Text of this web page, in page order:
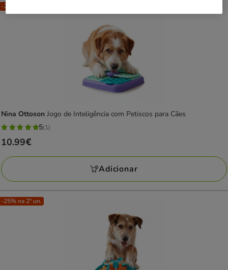
-25% na 2ª un.
Nina Ottoson Jogo de Inteligência com Petiscos para Cães
5
estrelas
com
1
avaliações
5(1)
Preço
10.99€
10.99€
Adicionar
-25% na 2ª un.